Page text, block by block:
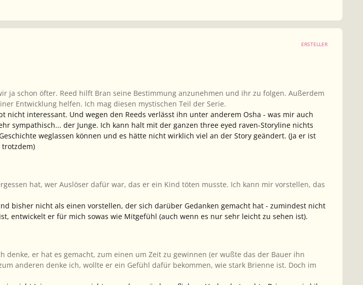
ERSTELLER
ja schon öfter. Reed hilft Bran seine Bestimmung anzunehmen und ihr zu folgen. Außerdem
Entwicklung helfen. Ich mag diesen mystischen Teil der Serie.
nicht interessant. Und wegen den Reeds verlässt ihn unter anderem Osha - was mir auch
sympathisch... der Junge. Ich kann halt mit der ganzen three eyed raven-Storyline nichts
weglassen können und es hätte nicht wirklich viel an der Story geändert. (Ja er ist
hat, wer Auslöser dafür war, das er ein Kind töten musste. Ich kann mir vorstellen, das
bisher nicht als einen vorstellen, der sich darüber Gedanken gemacht hat - zumindest nicht
entwickelt er für mich sowas wie Mitgefühl (auch wenn es nur sehr leicht zu sehen ist).
denke, er hat es gemacht, zum einen um Zeit zu gewinnen (er wußte das der Bauer ihn
anderen denke ich, wollte er ein Gefühl dafür bekommen, wie stark Brienne ist. Doch im